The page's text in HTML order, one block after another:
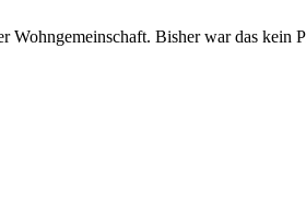
Bisher war das kein